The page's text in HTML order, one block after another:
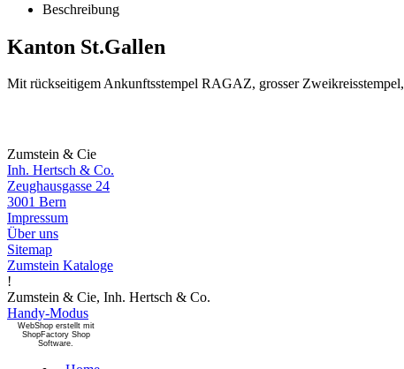
Beschreibung
Kanton St.Gallen
Mit rückseitigem Ankunftsstempel RAGAZ, grosser Zweikreisstempel,
Zumstein & Cie
Inh. Hertsch & Co.
Zeughausgasse 24
3001 Bern
Impressum
Über uns
Sitemap
Zumstein Kataloge
!
Zumstein & Cie, Inh. Hertsch & Co.
Handy-Modus
WebShop erstellt mit
ShopFactory Shop
Software.